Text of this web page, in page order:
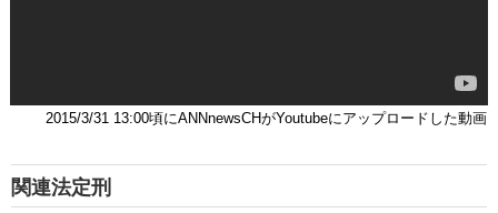
2015/3/31 13:00頃にANNnewsCHがYoutubeにアップロードした動画
関連法定刑